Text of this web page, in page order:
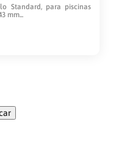
Standard, para piscinas
mm...